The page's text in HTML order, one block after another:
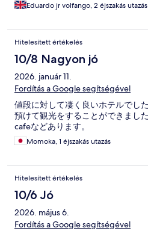
Eduardo jr volfango, 2 éjszakás utazás
Hitelesített értékelés
10/8 Nagyon jó
2026. január 11.
Fordítás a Google segítségével
値段に対して凄く良いホテルでし
預けて観光をすることができまし
cafeなどあります。
Momoka, 1 éjszakás utazás
Hitelesített értékelés
10/6 Jó
2026. május 6.
Fordítás a Google segítségével